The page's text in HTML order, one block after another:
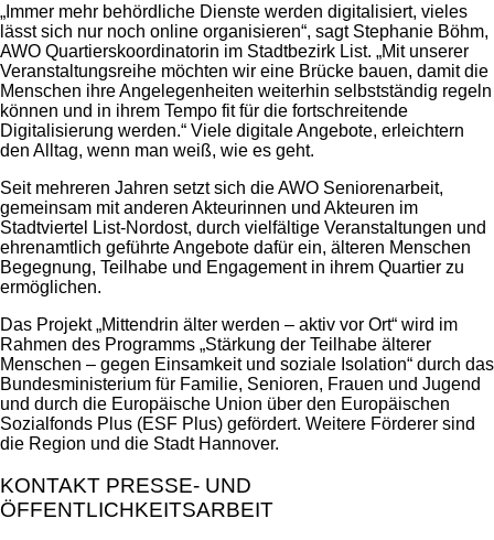
„Immer mehr behördliche Dienste werden digitalisiert, vieles
lässt sich nur noch online organisieren“, sagt Stephanie Böhm,
AWO Quartierskoordinatorin im Stadtbezirk List. „Mit unserer
Veranstaltungsreihe möchten wir eine Brücke bauen, damit die
Menschen ihre Angelegenheiten weiterhin selbstständig regeln
können und in ihrem Tempo fit für die fortschreitende
Digitalisierung werden.“ Viele digitale Angebote, erleichtern
den Alltag, wenn man weiß, wie es geht.
Seit mehreren Jahren setzt sich die AWO Seniorenarbeit,
gemeinsam mit anderen Akteurinnen und Akteuren im
Stadtviertel List-Nordost, durch vielfältige Veranstaltungen und
ehrenamtlich geführte Angebote dafür ein, älteren Menschen
Begegnung, Teilhabe und Engagement in ihrem Quartier zu
ermöglichen.
Das Projekt „Mittendrin älter werden – aktiv vor Ort“ wird im
Rahmen des Programms „Stärkung der Teilhabe älterer
Menschen – gegen Einsamkeit und soziale Isolation“ durch das
Bundesministerium für Familie, Senioren, Frauen und Jugend
und durch die Europäische Union über den Europäischen
Sozialfonds Plus (ESF Plus) gefördert. Weitere Förderer sind
die Region und die Stadt Hannover.
KONTAKT PRESSE- UND
ÖFFENTLICHKEITSARBEIT